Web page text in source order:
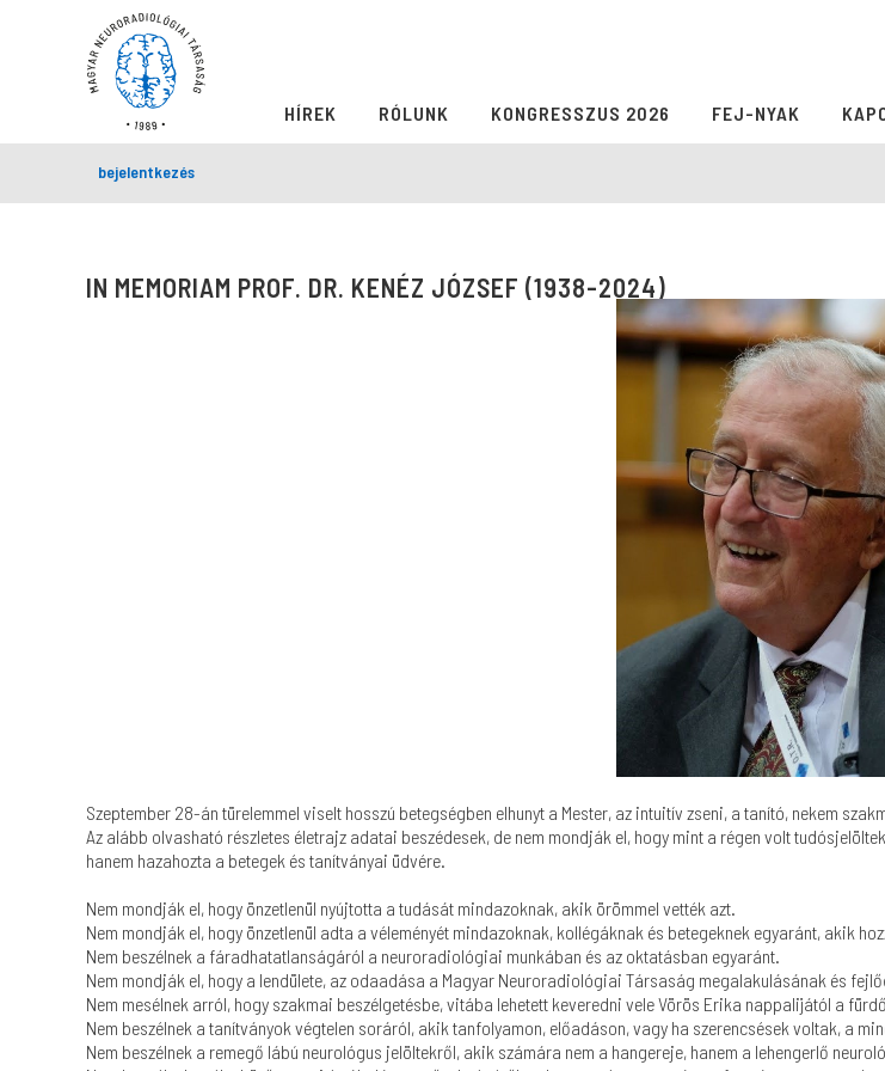
HÍREK RÓLUNK KONGRESSZUS 2026 FEJ-NYAK
bejelentkezés
IN MEMORIAM PROF. DR. KENÉZ JÓZSEF (1938-2024)
Szeptember 28-án türelemmel viselt hosszú betegségben elhunyt a Mester, az intuitív zseni, a tanító, nekem
Az alább olvasható részletes életrajz adatai beszédesek, de nem mondják el, hogy mint a régen volt
hanem hazahozta a betegek és tanítványai üdvére.
Nem mondják el, hogy önzetlenül nyújtotta a tudását mindazoknak, akik örömmel vették azt.
Nem mondják el, hogy önzetlenül adta a véleményét mindazoknak, kollégáknak és betegeknek egyaránt, akik
Nem beszélnek a fáradhatatlanságáról a neuroradiológiai munkában és az oktatásban egyaránt.
Nem mondják el, hogy a lendülete, az odaadása a Magyar Neuroradiológiai Társaság megalakulásának és
Nem mesélnek arról, hogy szakmai beszélgetésbe, vitába lehetett keveredni vele Vörös Erika nappalijától a
Nem beszélnek a tanítványok végtelen soráról, akik tanfolyamon, előadáson, vagy ha szerencsések voltak, a
Nem beszélnek a remegő lábú neurológus jelöltekről, akik számára nem a hangereje, hanem a lehengerlő